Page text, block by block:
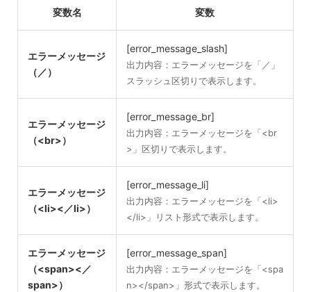
変数名 変数
エラーメッセージ
（／）
[error_message_slash]
出力内容：エラーメッセージを「／」
スラッシュ区切りで表示します。
エラーメッセージ
（<br>）
[error_message_br]
出力内容：エラーメッセージを「<br
>」区切りで表示します。
エラーメッセージ
（<li><／li>）
[error_message_li]
出力内容：エラーメッセージを「<li>
</li>」リスト形式で表示します。
エラーメッセージ
（<span><／
span>）
[error_message_span]
出力内容：エラーメッセージを「<spa
n></span>」形式で表示します。